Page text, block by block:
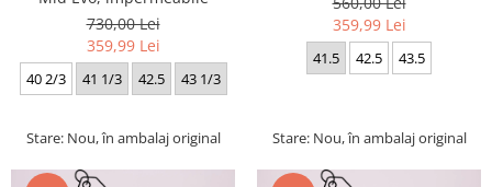
730,00 Lei
359,99 Lei
40 2/3 41 1/3 42.5 43 1/3
Stare: Nou, în ambalaj original
359,99 Lei
41.5 42.5 43.5
Stare: Nou, în ambalaj original